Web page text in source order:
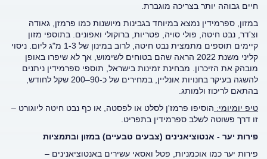
חיים גבוהה יותר בצריכה מוגברת.
במזון, ספרמידין נמצא במיוחד בגבינות מיושנות כמו פרמזן, גאודה
וצ'דר, נבט חיטה, פולי סויה, פטריות, ברוקולי ואפונים. בתוספי מזון
קיימים תוספים מתמצית נבט חיטה, לרוב במינון של 1-3 מ"ג ליום. ניסוי
קליני משנת 2022 הראה שהם בטוחים לשימוש, אך לא שיפרו באופן
מובהק את הזיכרון. מבחינת זמינות בישראל, תוספי ספרמידין ניתנים
להשגה בעיקר בחנויות אונליין, במחירים של כ-90–200 שקל לחודש,
בהתאם לריכוז ולמותג.
טיפ יומיומי: הוסיפו פרמז'ן לסלט או לפסטה, או כף נבט חיטה ליוגורט –
זו דרך פשוטה לשלב ספרמידין בתפריט.
פירות יער - אנטוציאנינים (צבעים טבעיים) במזון ובתמציות
פירות יער כמו אוכמניות, פטל ואסאי עשירים באנטוציאנינים –